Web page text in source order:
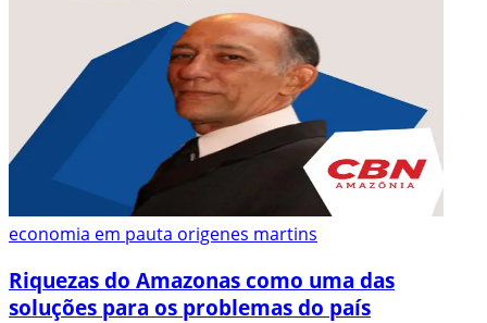
economia em pauta origenes martins
Riquezas do Amazonas como uma das
soluções para os problemas do país